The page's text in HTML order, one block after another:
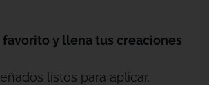
y llena tus creaciones
listos para aplicar,